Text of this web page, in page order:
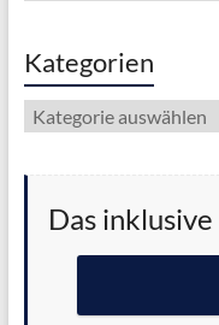
Kategorien
Kategorien
Das